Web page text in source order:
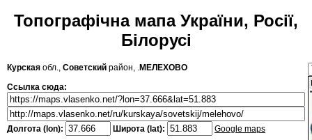
Топографічна мапа України, Росії,
Білорусі
Курская обл., Советский район, .МЕЛЕХОВО
Ссылка сюда:
Долгота (lon): Широта (lat): Google maps